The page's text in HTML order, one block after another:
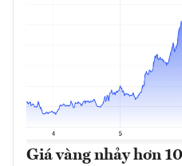
Giá vàng nhảy hơn